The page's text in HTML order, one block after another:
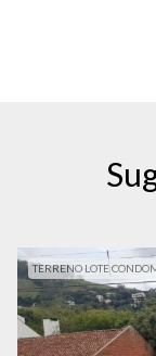
TERRENO LOTE